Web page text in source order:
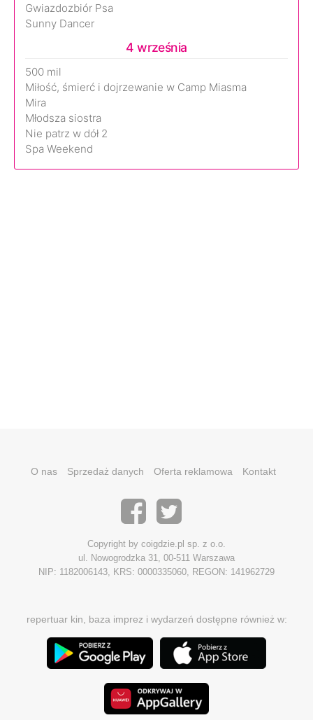
Gwiazdozbiór Psa
Sunny Dancer
4 września
500 mil
Miłość, śmierć i dojrzewanie w Camp Miasma
Mira
Młodsza siostra
Nie patrz w dół 2
Spa Weekend
O nas Sprzedaż danych Oferta reklamowa Kontakt
Copyright by coigdzie.pl sp. z o.o.
ul. Nowogrodzka 31, 00-511 Warszawa
NIP: 1182006143, KRS: 0000335060, REGON: 141962729
repertuar kin, baza imprez i wydarzeń dostępne również w: